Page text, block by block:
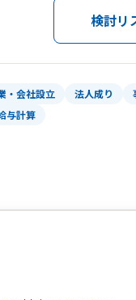
全な経営をバック
ご報告、決算が近
た節税のご提案、
ります。
おりますので労務・
検討リ
・会社設立 法人成り
与計算